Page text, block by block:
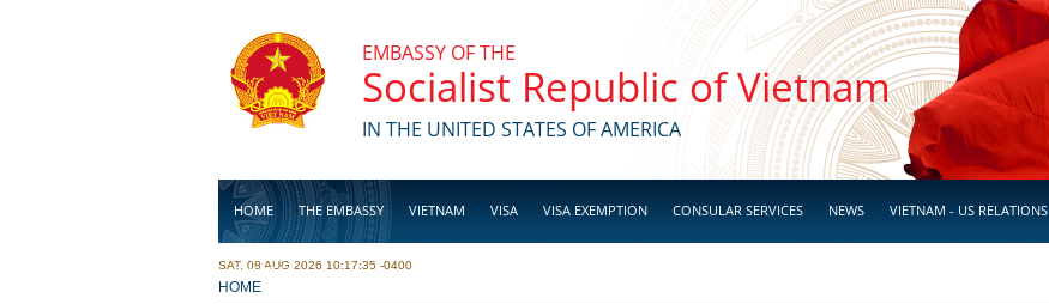
EMBASSY OF THE
Socialist Republic of Vietnam
IN THE UNITED STATES OF AMERICA
HOME THE EMBASSY VIETNAM VISA VISA EXEMPTION CONSULAR SERVICES NEWS VIETNAM - US RELATIONS
BUSINESS
SAT, 08 AUG 2026 10:17:35 -0400
YOU ARE HERE
HOME